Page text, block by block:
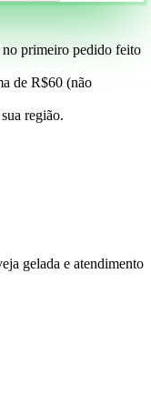
no primeiro pedido feito
de R$60 (não
região.
gelada e atendimento